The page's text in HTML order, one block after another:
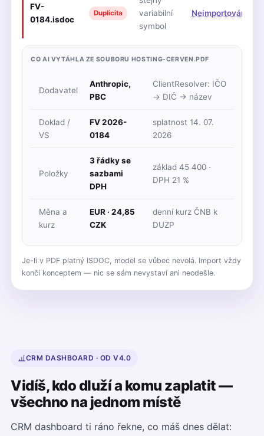
FV-
0184.isdoc
Duplicita
variabilní
symbol
Neimportováno
CO AI VYTÁHLA ZE SOUBORU HOSTING-CERVEN.PDF
Dodavatel
Anthropic,
PBC
ClientResolver: IČO
→ DIČ → název
Doklad /
VS
FV 2026-
0184
splatnost 14. 07.
2026
Položky
3 řádky se
sazbami
DPH
základ 45 400 ·
DPH 21 %
Měna a
kurz
EUR · 24,85
CZK
denní kurz ČNB k
DUZP
Je-li v PDF platný ISDOC, model se vůbec nevolá. Import vždy
končí konceptem — nic se sám nevystaví ani neodešle.
CRM DASHBOARD · OD V4.0
Vidíš, kdo dluží a komu zaplatit —
všechno na jednom místě
CRM dashboard ti ráno řekne, co máš dnes dělat: